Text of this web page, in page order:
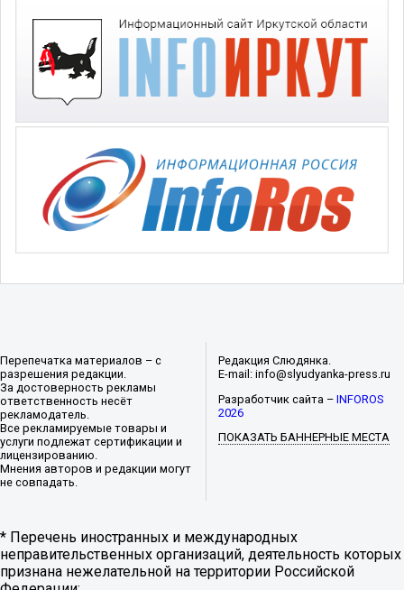
Перепечатка материалов – с
разрешения редакции.
За достоверность рекламы
ответственность несёт
рекламодатель.
Все рекламируемые товары и
услуги подлежат сертификации и
лицензированию.
Мнения авторов и редакции могут
не совпадать.
Редакция Слюдянка.
E-mail: info@slyudyanka-press.ru
Разработчик сайта –INFOROS
2026
ПОКАЗАТЬ БАННЕРНЫЕ МЕСТА
* Перечень иностранных и международных
неправительственных организаций, деятельность которых
признана нежелательной на территории Российской